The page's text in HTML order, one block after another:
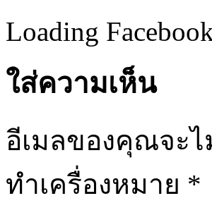
Loading
ใส่ความเห็น
อีเมลของคุณจะ
ทำเครื่องหมาย *